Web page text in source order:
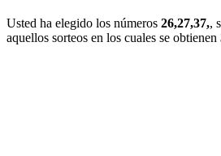
Usted ha elegido los números 26,27,37,,
aquellos sorteos en los cuales se obtienen